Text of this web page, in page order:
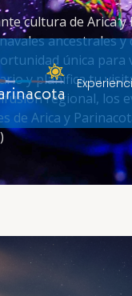
cultura de Arica
ancestrales
única para
y planifica tu
regional, los
de Arica y